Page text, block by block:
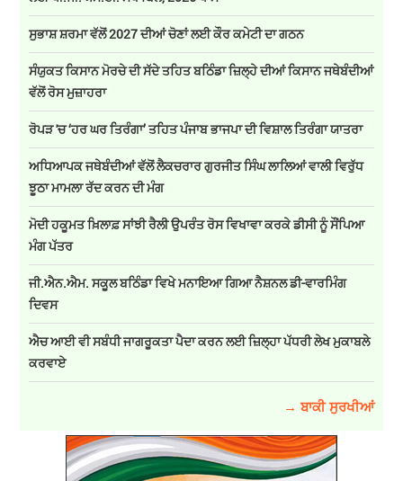
ਸੁਭਾਸ਼ ਸ਼ਰਮਾ ਵੱਲੋਂ 2027 ਦੀਆਂ ਚੋਣਾਂ ਲਈ ਕੌਰ ਕਮੇਟੀ ਦਾ ਗਠਨ
ਸੰਯੁਕਤ ਕਿਸਾਨ ਮੋਰਚੇ ਦੀ ਸੱਦੇ ਤਹਿਤ ਬਠਿੰਡਾ ਜ਼ਿਲ੍ਹੇ ਦੀਆਂ ਕਿਸਾਨ ਜਥੇਬੰਦੀਆਂ
ਵੱਲੋਂ ਰੋਸ ਮੁਜ਼ਾਹਰਾ
ਰੋਪੜ 'ਚ ‘ਹਰ ਘਰ ਤਿਰੰਗਾ’ ਤਹਿਤ ਪੰਜਾਬ ਭਾਜਪਾ ਦੀ ਵਿਸ਼ਾਲ ਤਿਰੰਗਾ ਯਾਤਰਾ
ਅਧਿਆਪਕ ਜਥੇਬੰਦੀਆਂ ਵੱਲੋਂ ਲੈਕਚਰਾਰ ਗੁਰਜੀਤ ਸਿੰਘ ਲਾਲਿਆਂ ਵਾਲੀ ਵਿਰੁੱਧ
ਝੂਠਾ ਮਾਮਲਾ ਰੱਦ ਕਰਨ ਦੀ ਮੰਗ
ਮੋਦੀ ਹਕੂਮਤ ਖ਼ਿਲਾਫ਼ ਸਾਂਝੀ ਰੈਲੀ ਉਪਰੰਤ ਰੋਸ ਵਿਖਾਵਾ ਕਰਕੇ ਡੀਸੀ ਨੂੰ ਸੌਂਪਿਆ
ਮੰਗ ਪੱਤਰ
ਜੀ.ਐਨ.ਐਮ. ਸਕੂਲ ਬਠਿੰਡਾ ਵਿਖੇ ਮਨਾਇਆ ਗਿਆ ਨੈਸ਼ਨਲ ਡੀ-ਵਾਰਮਿੰਗ
ਦਿਵਸ
ਐਚ ਆਈ ਵੀ ਸਬੰਧੀ ਜਾਗਰੂਕਤਾ ਪੈਦਾ ਕਰਨ ਲਈ ਜ਼ਿਲ੍ਹਾ ਪੱਧਰੀ ਲੇਖ ਮੁਕਾਬਲੇ
ਕਰਵਾਏ
→ ਬਾਕੀ ਸੁਰਖੀਆਂ